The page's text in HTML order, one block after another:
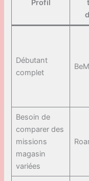
Profil
Débutant
complet
Besoin de
comparer des
missions
magasin
variées